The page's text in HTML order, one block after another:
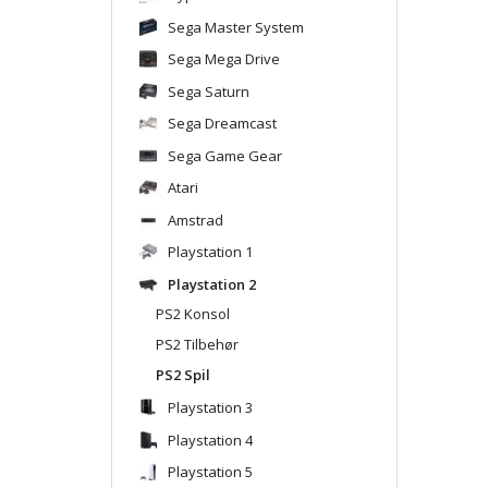
Sega Master System
Sega Mega Drive
Sega Saturn
Sega Dreamcast
Sega Game Gear
Atari
Amstrad
Playstation 1
Playstation 2
PS2 Konsol
PS2 Tilbehør
PS2 Spil
Playstation 3
Playstation 4
Playstation 5